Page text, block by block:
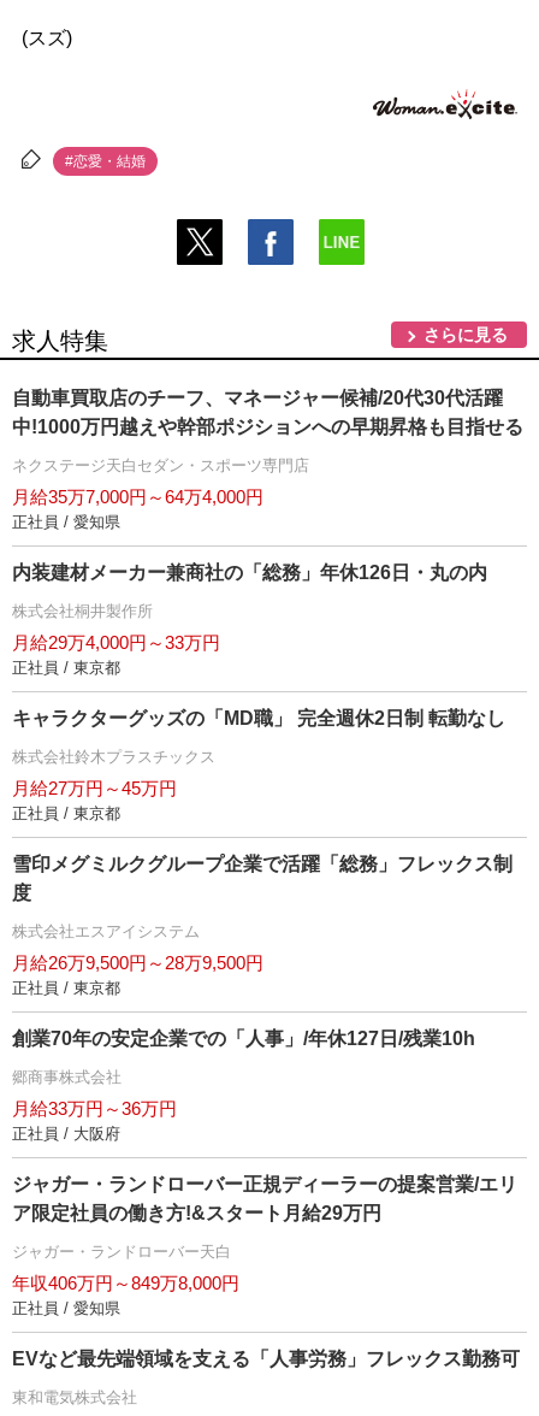
(スズ)
#恋愛・結婚
求人特集 さらに見る
自動車買取店のチーフ、マネージャー候補/20代30代活躍
中!1000万円越えや幹部ポジションへの早期昇格も目指せる
ネクステージ天白セダン・スポーツ専門店
月給35万7,000円～64万4,000円
正社員 / 愛知県
内装建材メーカー兼商社の「総務」年休126日・丸の内
株式会社桐井製作所
月給29万4,000円～33万円
正社員 / 東京都
キャラクターグッズの「MD職」 完全週休2日制 転勤なし
株式会社鈴木プラスチックス
月給27万円～45万円
正社員 / 東京都
雪印メグミルクグループ企業で活躍「総務」フレックス制
度
株式会社エスアイシステム
月給26万9,500円～28万9,500円
正社員 / 東京都
創業70年の安定企業での「人事」/年休127日/残業10h
郷商事株式会社
月給33万円～36万円
正社員 / 大阪府
ジャガー・ランドローバー正規ディーラーの提案営業/エリ
ア限定社員の働き方!&スタート月給29万円
ジャガー・ランドローバー天白
年収406万円～849万8,000円
正社員 / 愛知県
EVなど最先端領域を支える「人事労務」フレックス勤務可
東和電気株式会社